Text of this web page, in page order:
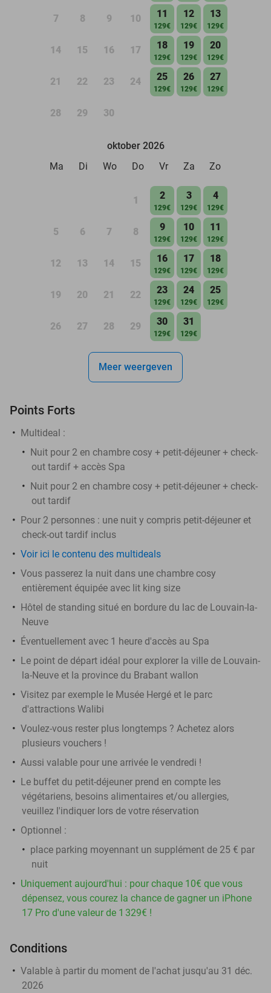
7 8 9 10 11
129€
12
129€
13
129€
14 15 16 17 18
129€
19
129€
20
129€
21 22 23 24 25
129€
26
129€
27
129€
28 29 30
oktober 2026
Ma
Di Wo Do Vr Za Zo
1 2
129€
3
129€
4
129€
5 6 7 8 9
129€
10
129€
11
129€
12 13 14 15 16
129€
17
129€
18
129€
19 20 21 22 23
129€
24
129€
25
129€
26 27 28 29 30
129€
31
129€
Meer weergeven
Points Forts
Multideal :
Nuit pour 2 en chambre cosy + petit-déjeuner + check-
out tardif + accès Spa
Nuit pour 2 en chambre cosy + petit-déjeuner + check-
out tardif
Pour 2 personnes : une nuit y compris petit-déjeuner et
check-out tardif inclus
Voir ici le contenu des multideals
Vous passerez la nuit dans une chambre cosy
entièrement équipée avec lit king size
Hôtel de standing situé en bordure du lac de Louvain-la-
Neuve
Éventuellement avec 1 heure d'accès au Spa
Le point de départ idéal pour explorer la ville de Louvain-
la-Neuve et la province du Brabant wallon
Visitez par exemple le Musée Hergé et le parc
d'attractions Walibi
Voulez-vous rester plus longtemps ? Achetez alors
plusieurs vouchers !
Aussi valable pour une arrivée le vendredi !
Le buffet du petit-déjeuner prend en compte les
végétariens, besoins alimentaires et/ou allergies,
veuillez l'indiquer lors de votre réservation
Optionnel :
place parking moyennant un supplément de 25 € par
nuit
Uniquement aujourd'hui : pour chaque 10€ que vous
dépensez, vous courez la chance de gagner un iPhone
17 Pro d'une valeur de 1 329€ !
Conditions
Valable à partir du moment de l'achat jusqu'au 31 déc.
2026